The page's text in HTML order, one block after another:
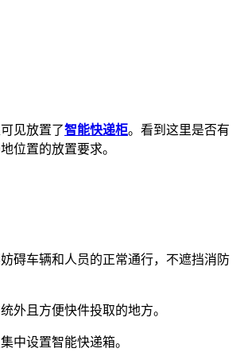
见放置了智能快递柜。看到这里是否有
位置的放置要求。
碍车辆和人员的正常通行，不遮挡消防
且方便快件投取的地方。
中设置智能快递箱。